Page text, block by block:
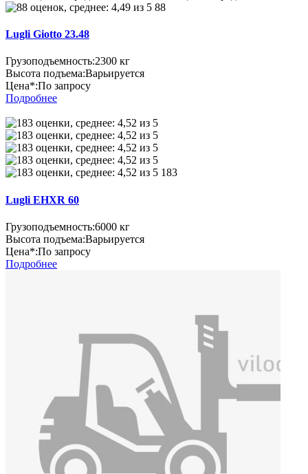
88
Lugli Giotto 23.48
Грузоподъемность:2300 кг
Высота подъема:Варьируется
Цена*:По запросу
Подробнее
183
Lugli EHXR 60
Грузоподъемность:6000 кг
Высота подъема:Варьируется
Цена*:По запросу
Подробнее